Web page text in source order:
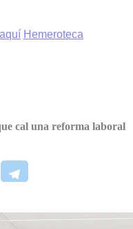
Hemeroteca
cal una reforma laboral